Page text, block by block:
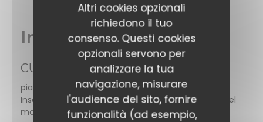
Altri cookies opzionali
richiedono il tuo
consenso. Questi cookies
opzionali servono per
analizzare la tua
navigazione, misurare
l'audience del sito, fornire
funzionalità (ad esempio,
Informazioni pratiche
CUCINA
piatti bolliti, Desserts maison, Gourmet Burgers,
Insalate, Vegano amichevole, Carne e grill, sapori del
mondo